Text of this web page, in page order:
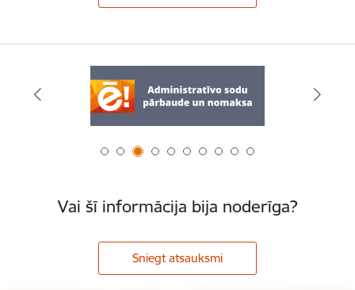
Vai šī informācija bija noderīga?
Sniegt atsauksmi